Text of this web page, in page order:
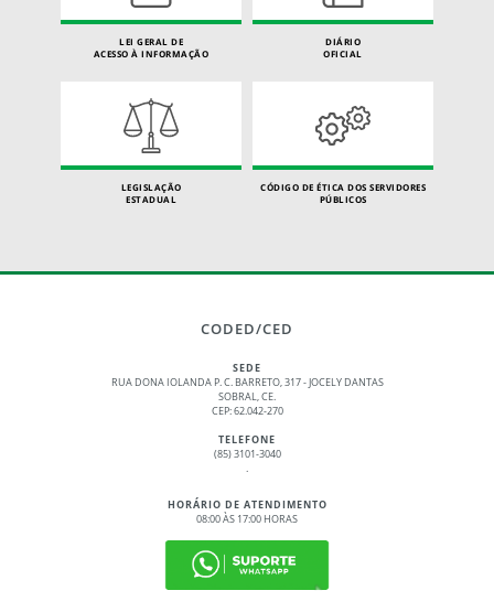
LEI GERAL DE
ACESSO À INFORMAÇÃO
DIÁRIO
OFICIAL
LEGISLAÇÃO
ESTADUAL
CÓDIGO DE ÉTICA DOS SERVIDORES
PÚBLICOS
CODED/CED
SEDE
RUA DONA IOLANDA P. C. BARRETO, 317 - JOCELY DANTAS
SOBRAL, CE.
CEP: 62.042-270
TELEFONE
(85) 3101-3040
.
HORÁRIO DE ATENDIMENTO
08:00 ÀS 17:00 HORAS